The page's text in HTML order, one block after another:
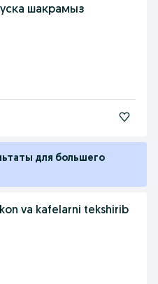
шакрамыз
для большего
va kafelarni tekshirib